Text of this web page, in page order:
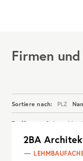
Firmen
Sortiere nach: PLZ
Treffer pro Seite: 20
Details anzeigen
2BA